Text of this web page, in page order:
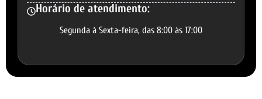
Horário de atendimento:
Segunda à Sexta-feira, das 8:00 às 17:00